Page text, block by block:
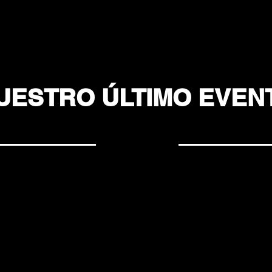
ÚLTIMO